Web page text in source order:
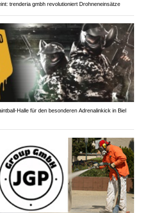
trenderia gmbh revolutioniert Drohneneinsätze
Halle für den besonderen Adrenalinkick in Biel